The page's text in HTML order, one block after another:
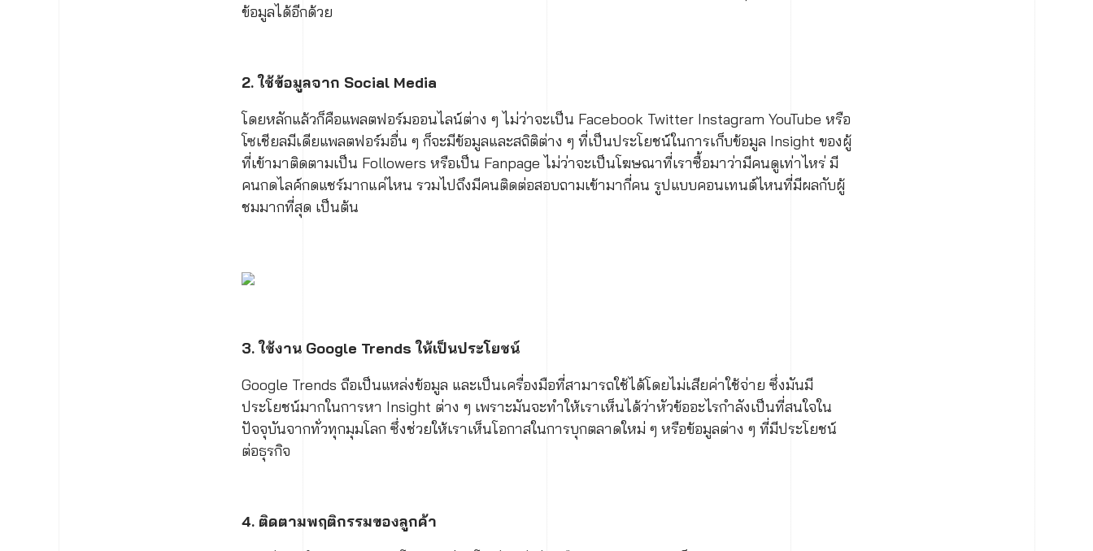
ข้อมูลได้อีกด้วย
2. ใช้ข้อมูลจาก Social Media
โดยหลักแล้วก็คือแพลตฟอร์มออนไลน์ต่าง ๆ ไม่ว่าจะเป็น Facebook Twitter Instagram YouTube หรือ
โซเชียลมีเดียแพลตฟอร์มอื่น ๆ ก็จะมีข้อมูลและสถิติต่าง ๆ ที่เป็นประโยชน์ในการเก็บข้อมูล Insight ของผู้
ที่เข้ามาติดตามเป็น Followers หรือเป็น Fanpage ไม่ว่าจะเป็นโฆษณาที่เราซื้อมาว่ามีคนดูเท่าไหร่ มี
คนกดไลค์กดแชร์มากแค่ไหน รวมไปถึงมีคนติดต่อสอบถามเข้ามากี่คน รูปแบบคอนเทนต์ไหนที่มีผลกับผู้
ชมมากที่สุด เป็นต้น
3.ใช้งาน Google Trends ให้เป็นประโยชน์
Google Trends ถือเป็นแหล่งข้อมูล และเป็นเครื่องมือที่สามารถใช้ได้โดยไม่เสียค่าใช้จ่าย ซึ่งมันมี
ประโยชน์มากในการหา Insight ต่าง ๆ เพราะมันจะทำให้เราเห็นได้ว่าหัวข้ออะไรกำลังเป็นที่สนใจใน
ปัจจุบันจากทั่วทุกมุมโลก ซึ่งช่วยให้เราเห็นโอกาสในการบุกตลาดใหม่ ๆ หรือข้อมูลต่าง ๆ ที่มีประโยชน์
ต่อธุรกิจ
4. ติดตามพฤติกรรมของลูกค้า